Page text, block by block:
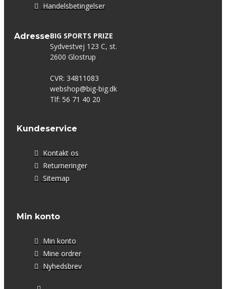
Handelsbetingelser
AdresseBIG SPORTS PRIZE
Sydvestvej 123 C, st.
2600 Glostrup
CVR: 34811083
webshop@big-big.dk
Tlf: 56 71 40 20
Kundeservice
Kontakt os
Returneringer
Sitemap
Min konto
Min konto
Mine ordrer
Nyhedsbrev